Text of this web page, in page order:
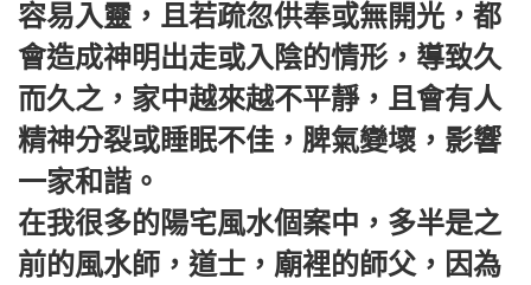
容易入靈，且若疏忽供奉或無開光，都
會造成神明出走或入陰的情形，導致久
而久之，家中越來越不平靜，且會有人
精神分裂或睡眠不佳，脾氣變壞，影響
一家和諧。
在我很多的陽宅風水個案中，多半是之
前的風水師，道士，廟裡的師父，因為